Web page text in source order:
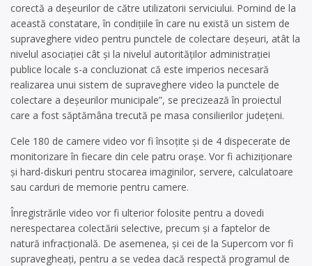
corectă a deșeurilor de către utilizatorii serviciului. Pornind de la
această constatare, în condițiile în care nu există un sistem de
supraveghere video pentru punctele de colectare deșeuri, atât la
nivelul asociației cât și la nivelul autorităților administrației
publice locale s-a concluzionat că este imperios necesară
realizarea unui sistem de supraveghere video la punctele de
colectare a deșeurilor municipale”, se precizează în proiectul
care a fost săptămâna trecută pe masa consilierilor județeni.
Cele 180 de camere video vor fi însoțite și de 4 dispecerate de
monitorizare în fiecare din cele patru orașe. Vor fi achiziționare
și hard-diskuri pentru stocarea imaginilor, servere, calculatoare
sau carduri de memorie pentru camere.
Înregistrările video vor fi ulterior folosite pentru a dovedi
nerespectarea colectării selective, precum și a faptelor de
natură infracțională. De asemenea, și cei de la Supercom vor fi
supravegheați, pentru a se vedea dacă respectă programul de